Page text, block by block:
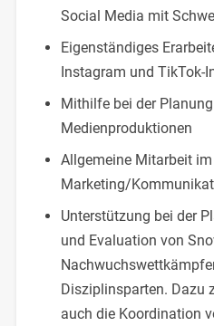
Social Media mit
Eigenständiges
Instagram und TikTok-
Mithilfe bei der
Medienproduktionen
Allgemeine Mitarbeit im
Marketing/
Unterstützung bei der
und Evaluation von
Disziplinsparten. Dazu
auch die Koordination